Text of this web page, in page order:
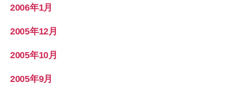
2006年1月
2005年12月
2005年10月
2005年9月